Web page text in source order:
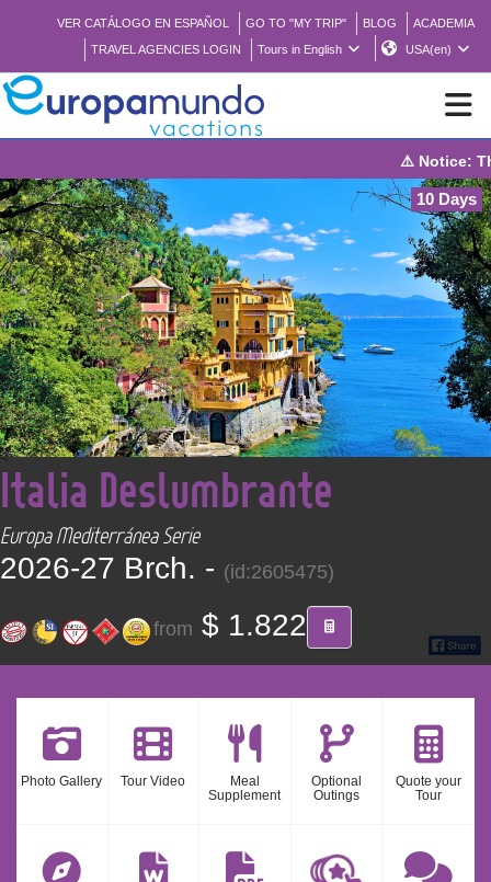
VER CATÁLOGO EN ESPAÑOL GO TO "MY TRIP" BLOG
ACADEMIA
TRAVEL AGENCIES LOGIN
Tours in English USA(en)
BROCHURE PDF
WHERE TO BUY
FEATURED
ABOUT US
CONTACT
Find your Tour
⚠️ Notice: The system
10 Days
<
Italia Deslumbrante
Europa Mediterránea Serie
2026-27 Brch. - (id:2605475)
from $ 1.822
Photo Gallery Tour Video
Meal
Supplement
Optional
Outings
Quote your
Tour